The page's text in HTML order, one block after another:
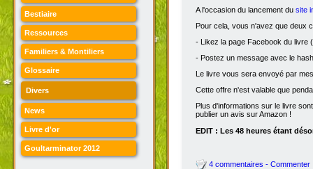
Bestiaire
Ressources
Familiers & Montiliers
Glossaire
Divers
News
Livre d'or
Goultarminator 2012
A l'occasion du lancement du site
Pour cela, vous n'avez que deux
- Likez la page Facebook du livre (
- Postez un message avec le
Le livre vous sera envoyé par
Cette offre n'est valable que
Plus d'informations sur le livre
publier un avis sur Amazon !
EDIT : Les 48 heures étant
4 commentaires - Commenter